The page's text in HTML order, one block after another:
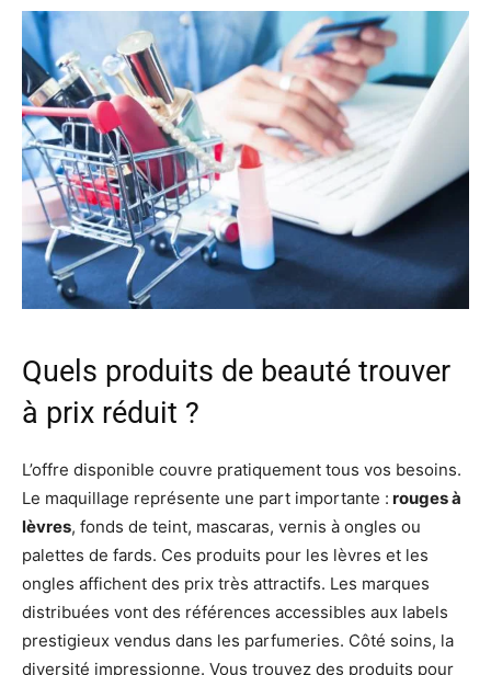
Quels produits de beauté trouver
à prix réduit ?
L’offre disponible couvre pratiquement tous vos besoins.
Le maquillage représente une part importante : rouges à
lèvres, fonds de teint, mascaras, vernis à ongles ou
palettes de fards. Ces produits pour les lèvres et les
ongles affichent des prix très attractifs. Les marques
distribuées vont des références accessibles aux labels
prestigieux vendus dans les parfumeries. Côté soins, la
diversité impressionne. Vous trouvez des produits pour